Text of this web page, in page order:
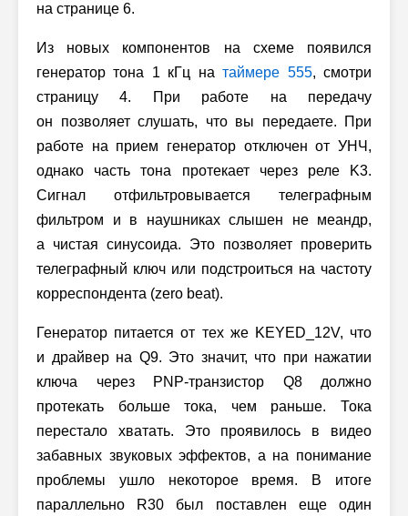
на странице 6.
Из новых компонентов на схеме появился
генератор тона 1 кГц натаймере 555, смотри
страницу 4. При работе на передачу
он позволяет слушать, что вы передаете. При
работе на прием генератор отключен от УНЧ,
однако часть тона протекает через реле K3.
Сигнал отфильтровывается телеграфным
фильтром и в наушниках слышен не меандр,
а чистая синусоида. Это позволяет проверить
телеграфный ключ или подстроиться на частоту
корреспондента (zero beat).
Генератор питается от тех же KEYED_12V, что
и драйвер на Q9. Это значит, что при нажатии
ключа через PNP-транзистор Q8 должно
протекать больше тока, чем раньше. Тока
перестало хватать. Это проявилось в видео
забавных звуковых эффектов, а на понимание
проблемы ушло некоторое время. В итоге
параллельно R30 был поставлен еще один